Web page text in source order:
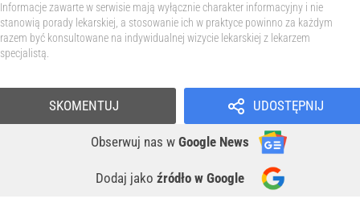
Informacje zawarte w serwisie mają wyłącznie charakter informacyjny i nie
stanowią porady lekarskiej, a stosowanie ich w praktyce powinno za każdym
razem być konsultowane na indywidualnej wizycie lekarskiej z lekarzem
specjalistą.
UDOSTĘPNIJ
Obserwuj nas w Google News
Dodaj jako źródło w Google
SKOMENTUJ